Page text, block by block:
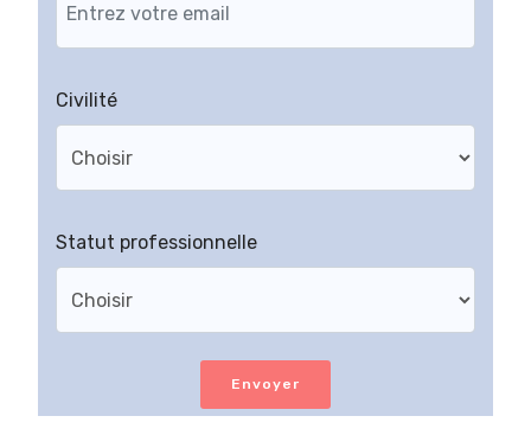
Civilité
Statut professionnelle
Envoyer